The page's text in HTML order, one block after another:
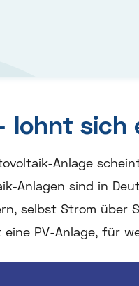
lohnt sich
Anlage
Anlagen sind in
selbst Strom über
PV-Anlage, für